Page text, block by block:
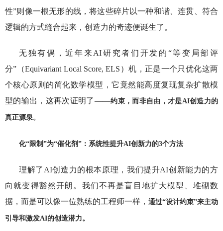
性”则像一根无形的线，将这些碎片以一种和谐、连贯、符合
逻辑的方式缝合起来，创造力的奇迹便诞生了。
无独有偶，近年来AI研究者们开发的“等变局部评
分”（Equivariant Local Score, ELS）机，正是一个只优化这两
个核心原则的简化数学模型，它竟然能高度复现复杂扩散模
型的输出，这再次证明了——约束，而非自由，才是AI创造力的
真正源泉。
化“限制”为“催化剂”：系统性提升AI创新力的3个方法
理解了AI创造力的根本原理，我们提升AI创新能力的方
向就变得豁然开朗。我们不再是盲目地扩大模型、堆砌数
据，而是可以像一位熟练的工程师一样， 通过“设计约束”来主动
引导和激发AI的创造潜力。